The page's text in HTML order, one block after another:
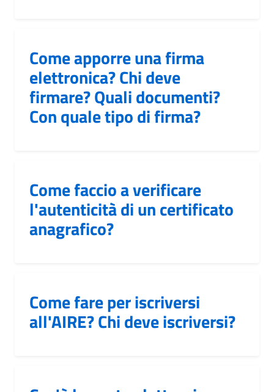
Come apporre una firma
elettronica? Chi deve
firmare? Quali documenti?
Con quale tipo di firma?
Come faccio a verificare
l'autenticità di un certificato
anagrafico?
Come fare per iscriversi
all'AIRE? Chi deve iscriversi?